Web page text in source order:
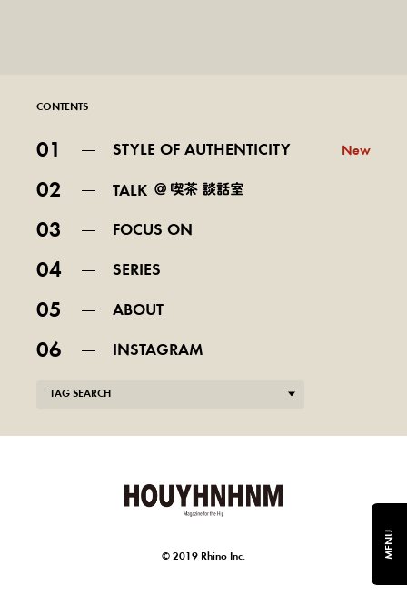
CONTENTS
01 STYLE OF AUTHENTICITY New
02 TALK
03 FOCUS ON
04 SERIES
05 ABOUT
06 INSTAGRAM
TAG SEARCH
© 2019 Rhino Inc. MENU